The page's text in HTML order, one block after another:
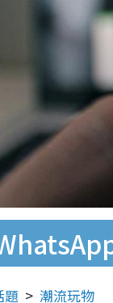
題 潮流玩物